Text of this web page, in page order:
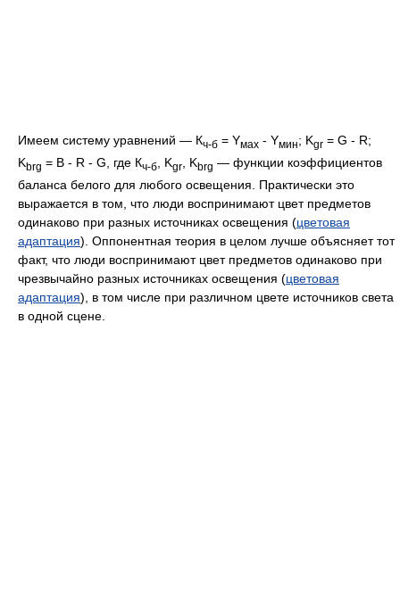
Имеем систему уравнений — Кч-б = Yмах - Yмин; Kgr = G - R;
Kbrg = B - R - G, где Кч-б , Kgr , Kbrg — функции коэффициентов
баланса белого для любого освещения. Практически это
выражается в том, что люди воспринимают цвет предметов
одинаково при разных источниках освещения (цветовая
адаптация). Оппонентная теория в целом лучше объясняет тот
факт, что люди воспринимают цвет предметов одинаково при
чрезвычайно разных источниках освещения (цветовая
адаптация), в том числе при различном цвете источников света
в одной сцене.